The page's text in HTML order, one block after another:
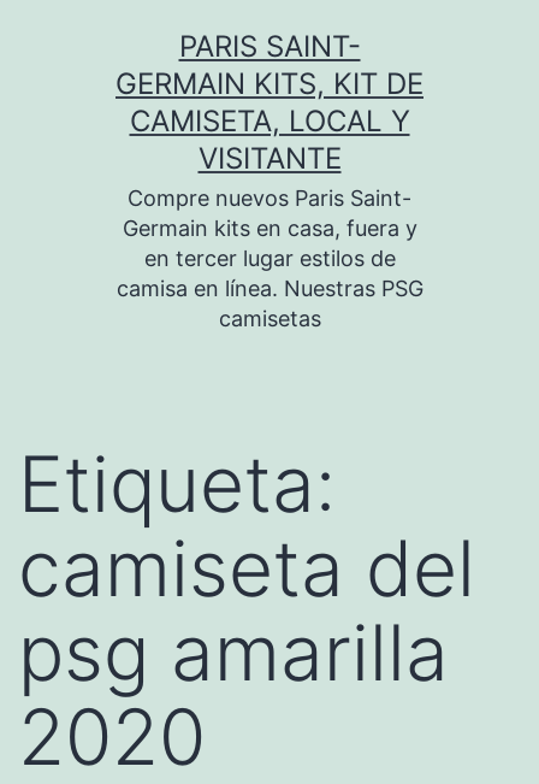
PARIS SAINT-
GERMAIN KITS, KIT DE
CAMISETA, LOCAL Y
VISITANTE
Compre nuevos Paris Saint-
Germain kits en casa, fuera y
en tercer lugar estilos de
camisa en línea. Nuestras PSG
camisetas
Etiqueta:
camiseta del
psg amarilla
2020